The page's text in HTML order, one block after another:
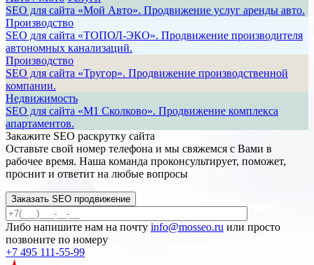
SEO для сайта «Мой Авто». Продвижение услуг аренды авто.
Производство
SEO для сайта «ТОПОЛ-ЭКО». Продвижение производителя
автономных канализаций.
Производство
SEO для сайта «Тругор». Продвижение производственной
компании.
Недвижимость
SEO для сайта «М1 Сколково». Продвижение комплекса
апартаментов.
Закажите SEO раскрутку сайта
Оставьте свой номер телефона и мы свяжемся с Вами в
рабочее время. Наша команда проконсультирует, поможет,
проснит и ответит на любые вопросы
Заказать SEO продвижение
Либо напишите нам на почту info@mosseo.ru или просто
позвоните по номеру
+7 495 111-55-99